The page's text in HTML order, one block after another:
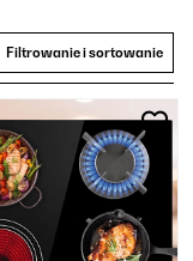
Filtrowanie i sortowanie